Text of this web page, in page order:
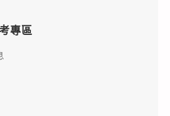
專區